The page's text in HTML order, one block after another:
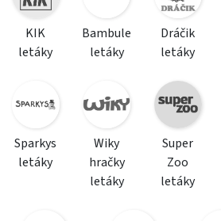
KIK
letáky
Bambule
letáky
Dráčik
letáky
Sparkys
letáky
Wiky
hračky
letáky
Super
Zoo
letáky